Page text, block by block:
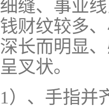
细缝、事业
钱财纹较多
深长而明显
呈叉状。
1）、手指并